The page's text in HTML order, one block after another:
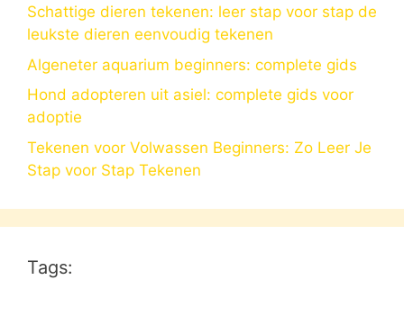
Schattige dieren tekenen: leer stap voor stap de
leukste dieren eenvoudig tekenen
Algeneter aquarium beginners: complete gids
Hond adopteren uit asiel: complete gids voor
adoptie
Tekenen voor Volwassen Beginners: Zo Leer Je
Stap voor Stap Tekenen
Tags: